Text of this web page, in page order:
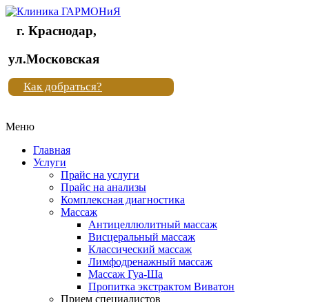
Клиника
"Новая
жизнь"
Клиника
жизнь"
г. Краснодар,
ул.Московская
Как добраться?
Меню
Главная
Услуги
Прайс на услуги
Прайс на анализы
Комплексная диагностика
Массаж
Антицеллюлитный массаж
Висцеральный массаж
Классический массаж
Лимфодренажный массаж
Массаж Гуа-Ша
Пропитка экстрактом Виватон
Прием специалистов